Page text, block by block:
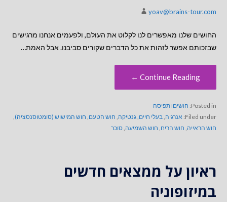
yoav@brains-tour.com
החושים שלנו מאפשרים לנו לקלוט את העולם, ולפעמים אנחנו מרגישים
שבזכותם אפשר לזהות את כל הדברים שקורים סביבנו. אבל האמת…
Continue Reading ←
Posted in: חושים ותפיסה
Filed under: אנרגיה,בעלי חיים,גנטיקה, חוש הטעם, חוש המישוש (סומטוסנסציה),
חוש הראייה, חוש הריח, חוש השמיעה,סוכר
ראיון על ממצאים חדשים
במיזופוניה